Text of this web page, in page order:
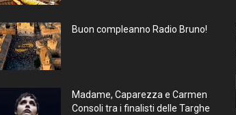
Buon compleanno Radio Bruno!
Madame, Caparezza e Carmen
Consoli tra i finalisti delle Targhe